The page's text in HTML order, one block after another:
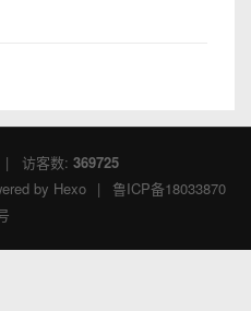
客数: 369725
by Hexo |
鲁ICP备18033870